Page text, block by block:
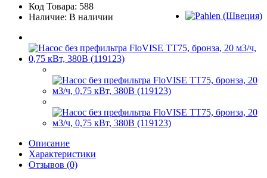
Код Товара: 588
Наличие: В наличии
Описание
Характеристики
Отзывов (0)